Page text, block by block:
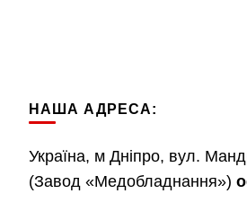
НАША АДРЕСА:
Україна, м Дніпро, вул.
(Завод «Медобладнання»)